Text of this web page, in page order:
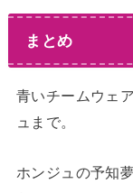
まとめ
青いチームウェ
ュまで。
ホンジュの予知